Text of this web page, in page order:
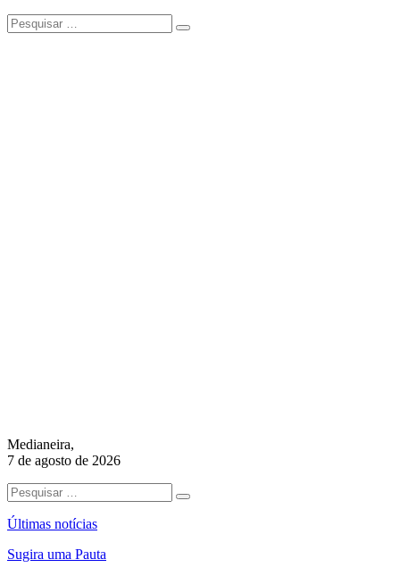
Medianeira,
7 de agosto de 2026
Últimas notícias
Sugira uma Pauta